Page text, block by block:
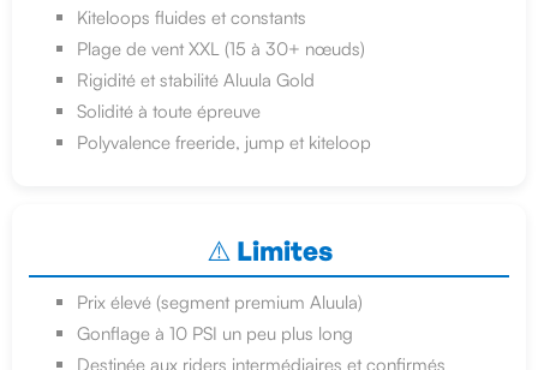
Kiteloops fluides et constants
Plage de vent XXL (15 à 30+ nœuds)
Rigidité et stabilité Aluula Gold
Solidité à toute épreuve
Polyvalence freeride, jump et kiteloop
⚠️ Limites
Prix élevé (segment premium Aluula)
Gonflage à 10 PSI un peu plus long
Destinée aux riders intermédiaires et confirmés